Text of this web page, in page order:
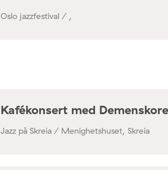
Oslo jazzfestival / ,
Kafékonsert med
Jazz på Skreia / Menighetshuset, Skreia